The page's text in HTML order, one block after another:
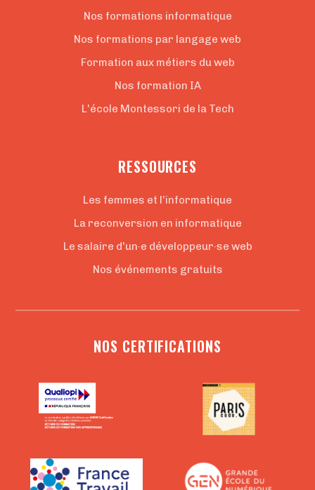
Nos formations informatique
Nos formations par langage web
Formation aux métiers du web
Nos formation IA
L'école Montessori de la Tech
RESSOURCES
Les femmes et l'informatique
La reconversion en informatique
Le salaire d'un·e développeur·se web
Nos événements gratuits
NOS CERTIFICATIONS